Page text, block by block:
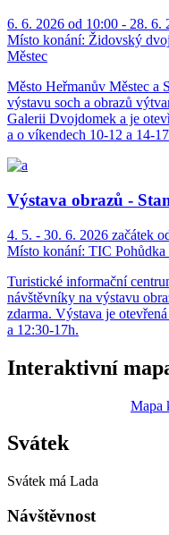
6. 6. 2026 od 10:00 - 28. 6.
Místo konání: Židovský
Městec
Město Heřmanův Městec a
výstavu soch a obrazů
Galerii Dvojdomek a je
a o víkendech 10-12 a 14-
Výstava obrazů -
4. 5. - 30. 6. 2026 začátek
Místo konání: TIC Pohůdka
Turistické informační
návštěvníky na výstavu
zdarma. Výstava je
a 12:30-17h.
Interaktivní
Mapa
Svátek
Svátek má Lada
Návštěvnost